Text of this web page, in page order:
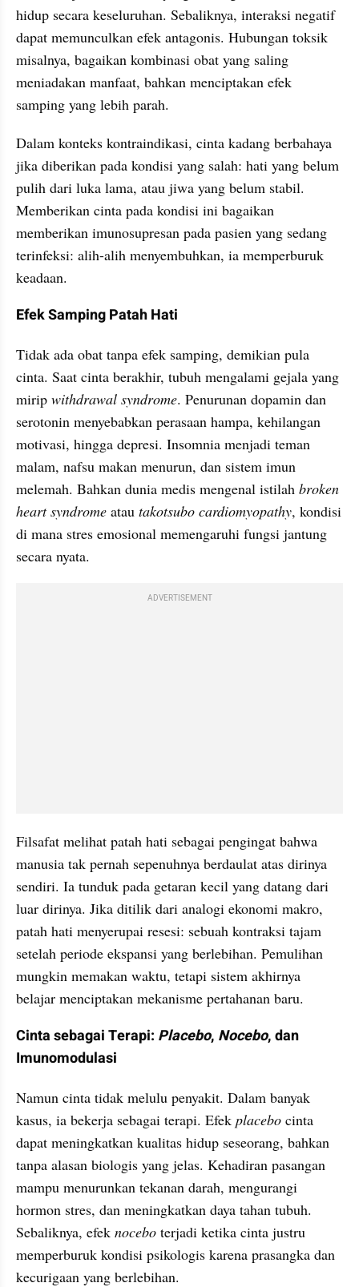
hidup secara keseluruhan. Sebaliknya, interaksi negatif
dapat memunculkan efek antagonis. Hubungan toksik
misalnya, bagaikan kombinasi obat yang saling
meniadakan manfaat, bahkan menciptakan efek
samping yang lebih parah.
Dalam konteks kontraindikasi, cinta kadang berbahaya
jika diberikan pada kondisi yang salah: hati yang belum
pulih dari luka lama, atau jiwa yang belum stabil.
Memberikan cinta pada kondisi ini bagaikan
memberikan imunosupresan pada pasien yang sedang
terinfeksi: alih-alih menyembuhkan, ia memperburuk
keadaan.
Efek Samping Patah Hati
Tidak ada obat tanpa efek samping, demikian pula
cinta. Saat cinta berakhir, tubuh mengalami gejala yang
mirip withdrawal syndrome. Penurunan dopamin dan
serotonin menyebabkan perasaan hampa, kehilangan
motivasi, hingga depresi. Insomnia menjadi teman
malam, nafsu makan menurun, dan sistem imun
melemah. Bahkan dunia medis mengenal istilah broken
heart syndrome atau takotsubo cardiomyopathy, kondisi
di mana stres emosional memengaruhi fungsi jantung
secara nyata.
ADVERTISEMENT
Filsafat melihat patah hati sebagai pengingat bahwa
manusia tak pernah sepenuhnya berdaulat atas dirinya
sendiri. Ia tunduk pada getaran kecil yang datang dari
luar dirinya. Jika ditilik dari analogi ekonomi makro,
patah hati menyerupai resesi: sebuah kontraksi tajam
setelah periode ekspansi yang berlebihan. Pemulihan
mungkin memakan waktu, tetapi sistem akhirnya
belajar menciptakan mekanisme pertahanan baru.
Cinta sebagai Terapi: Placebo, Nocebo, dan
Imunomodulasi
Namun cinta tidak melulu penyakit. Dalam banyak
kasus, ia bekerja sebagai terapi. Efek placebo cinta
dapat meningkatkan kualitas hidup seseorang, bahkan
tanpa alasan biologis yang jelas. Kehadiran pasangan
mampu menurunkan tekanan darah, mengurangi
hormon stres, dan meningkatkan daya tahan tubuh.
Sebaliknya, efek nocebo terjadi ketika cinta justru
memperburuk kondisi psikologis karena prasangka dan
kecurigaan yang berlebihan.